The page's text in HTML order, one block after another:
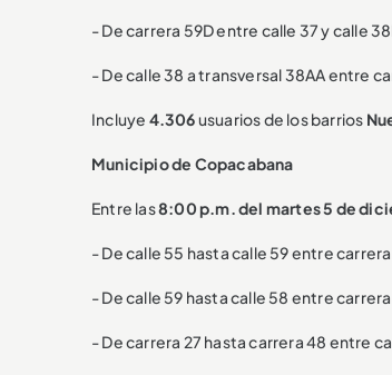
- De carrera 59D entre calle 37 y calle
- De calle 38 a transversal 38AA entre
Incluye 4.306usuarios de los barrios
Municipio de Copacabana
Entre las8:00 p.m. del martes 5 de
- De calle 55 hasta calle 59 entre
- De calle 59 hasta calle 58 entre
- De carrera 27 hasta carrera 48 entre